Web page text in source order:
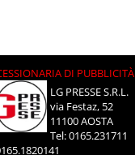
DI PUBBLICITÀ
LG PRESSE S.R.L.
via Festaz, 52
11100 AOSTA
Tel: 0165.231711